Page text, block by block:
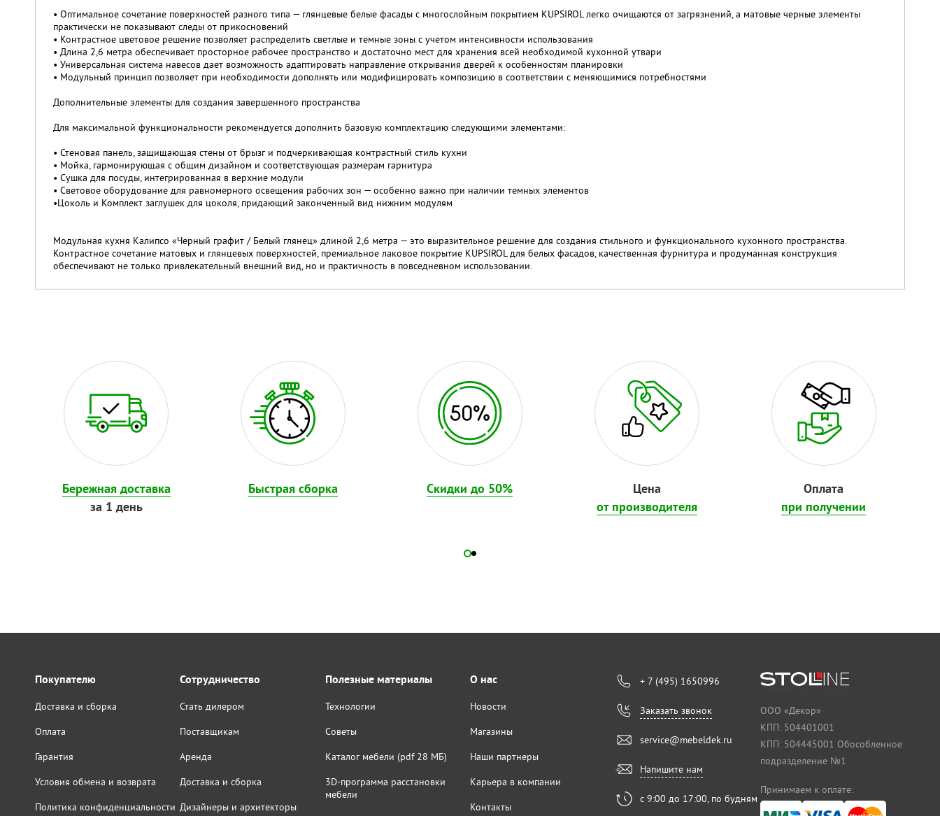
• Оптимальное сочетание поверхностей разного типа — глянцевые белые фасады с многослойным покрытием KUPSIROL легко очищаются от загрязнений, а матовые черные элементы
практически не показывают следы от прикосновений
• Контрастное цветовое решение позволяет распределить светлые и темные зоны с учетом интенсивности использования
• Длина 2,6 метра обеспечивает просторное рабочее пространство и достаточно мест для хранения всей необходимой кухонной утвари
• Универсальная система навесов дает возможность адаптировать направление открывания дверей к особенностям планировки
• Модульный принцип позволяет при необходимости дополнять или модифицировать композицию в соответствии с меняющимися потребностями
Дополнительные элементы для создания завершенного пространства
Для максимальной функциональности рекомендуется дополнить базовую комплектацию следующими элементами:
• Стеновая панель, защищающая стены от брызг и подчеркивающая контрастный стиль кухни
• Мойка, гармонирующая с общим дизайном и соответствующая размерам гарнитура
• Сушка для посуды, интегрированная в верхние модули
• Световое оборудование для равномерного освещения рабочих зон — особенно важно при наличии темных элементов
•Цоколь и Комплект заглушек для цоколя, придающий законченный вид нижним модулям
Модульная кухня Калипсо «Черный графит / Белый глянец» длиной 2,6 метра — это выразительное решение для создания стильного и функционального кухонного пространства.
Контрастное сочетание матовых и глянцевых поверхностей, премиальное лаковое покрытие KUPSIROL для белых фасадов, качественная фурнитура и продуманная конструкция
обеспечивают не только привлекательный внешний вид, но и практичность в повседневном использовании.
Бережная доставка
за 1 день
Быстрая сборка Скидки до 50%
Цена
от производителя
Оплата
при получении
Покупателю
Доставка и сборка
Оплата
Гарантия
Условия обмена и возврата
Политика конфиденциальности
Сотрудничество
Стать дилером
Поставщикам
Аренда
Доставка и сборка
Дизайнеры и архитекторы
Полезные материалы
Технологии
Советы
Каталог мебели (pdf 28 МБ)
3D-программа расстановки
мебели
О нас
Новости
Магазины
Наши партнеры
Карьера в компании
Контакты
+ 7 (495) 1650996
Заказать звонок
service@mebeldek.ru
Напишите нам
с 9:00 до 17:00, по будням
ООО «Декор»
КПП: 504401001
КПП: 504445001 Обособленное
подразделение №1
Принимаем к оплате: